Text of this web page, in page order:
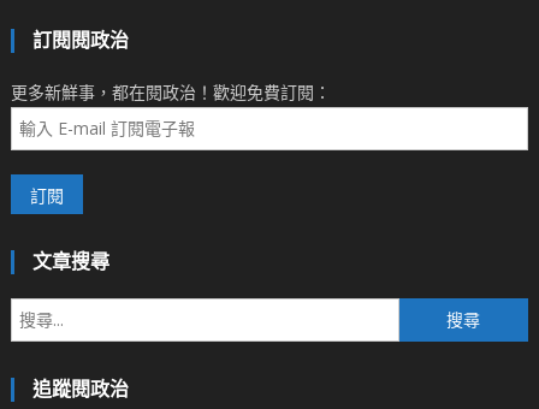
訂閱閱政治
更多新鮮事，都在閱政治！歡迎免費訂閱：
文章搜尋
尋
追蹤閱政治